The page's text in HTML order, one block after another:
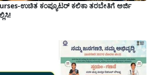
ಉಚಿತ ಕಂಪ್ಯೂಟರ್ ಕಲಿಕಾ ತರಬೇತಿಗೆ ಅರ್ಜಿ